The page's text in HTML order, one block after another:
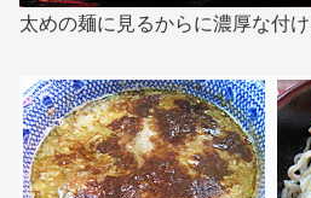
太めの麺に見るからに濃厚な付け